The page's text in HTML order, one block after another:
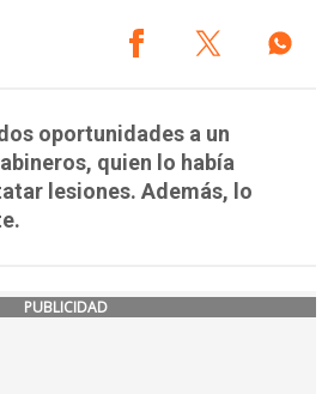
oportunidades a un
quien lo había
lesiones. Además, lo
PUBLICIDAD